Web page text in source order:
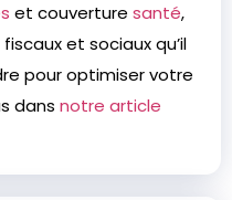
et couverture santé,
et sociaux qu’il
pour optimiser votre
dans notre article